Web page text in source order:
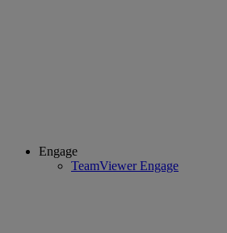
Engage
TeamViewer Engage